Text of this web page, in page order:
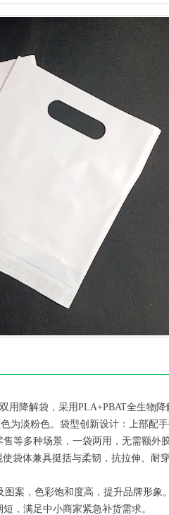
用降解袋，采用PLA+PBAT全生物
为淡粉色。袋型创新设计：上部配
等多种场景，一袋两用，无需额外胶
袋体兼具挺括与柔韧，抗拉伸、
图案，色彩饱和度高，提升品牌形
，满足中小商家紧急补货需求。